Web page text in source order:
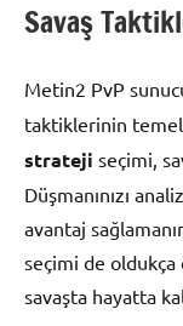
Savaş
Metin2 PvP
taktiklerinin
strateji seçimi,
Düşmanınızı
avantaj
seçimi de oldukça
savaşta hayatta